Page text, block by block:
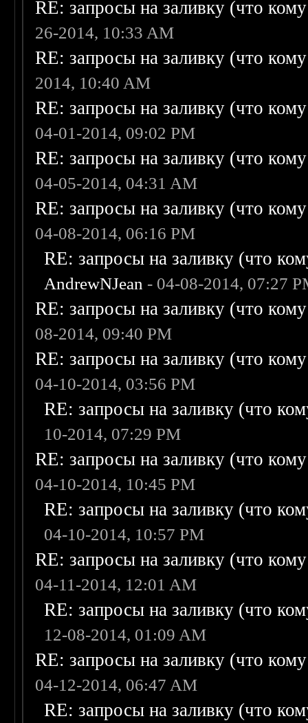
RE: запросы на заливку (что
26-2014, 10:33 AM
RE: запросы на заливку (что
2014, 10:40 AM
RE: запросы на заливку (что
04-01-2014, 09:02 PM
RE: запросы на заливку (что
04-05-2014, 04:31 AM
RE: запросы на заливку (что
04-08-2014, 06:16 PM
RE: запросы на заливку (что
AndrewNJean - 04-08-2014, 07:27
RE: запросы на заливку (что
08-2014, 09:40 PM
RE: запросы на заливку (что
04-10-2014, 03:56 PM
RE: запросы на заливку (что
10-2014, 07:29 PM
RE: запросы на заливку (что
04-10-2014, 10:45 PM
RE: запросы на заливку (что
04-10-2014, 10:57 PM
RE: запросы на заливку (что
04-11-2014, 12:01 AM
RE: запросы на заливку (что
12-08-2014, 01:09 AM
RE: запросы на заливку (что
04-12-2014, 06:47 AM
RE: запросы на заливку (что